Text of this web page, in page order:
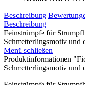
Beschreibung
Beschreibung
Feinstrümpfe für
Schmetterlingsmotiv und
Menü schließen
Produktinformationen
Schmetterlingsmotiv und